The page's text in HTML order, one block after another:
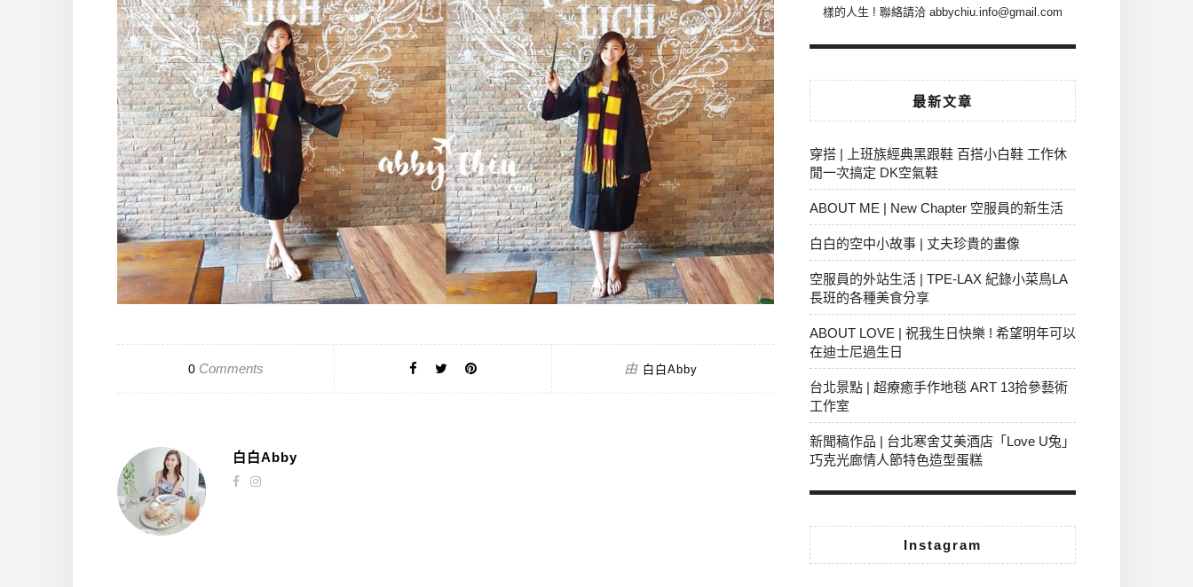
0Comments 由 白白Abby
白白Abby
樣的人生 ! 聯絡請洽 abbychiu.info@gmail.com
最新文章
穿搭 | 上班族經典黑跟鞋 百搭小白鞋 工作休
閒一次搞定 DK空氣鞋
ABOUT ME | New Chapter 空服員的新生活
白白的空中小故事 | 丈夫珍貴的畫像
空服員的外站生活 | TPE-LAX 紀錄小菜鳥LA
長班的各種美食分享
ABOUT LOVE | 祝我生日快樂 ! 希望明年可以
在迪士尼過生日
台北景點 | 超療癒手作地毯 ART 13拾參藝術
工作室
新聞稿作品 | 台北寒舍艾美酒店「Love U兔」
巧克光廊情人節特色造型蛋糕
Instagram